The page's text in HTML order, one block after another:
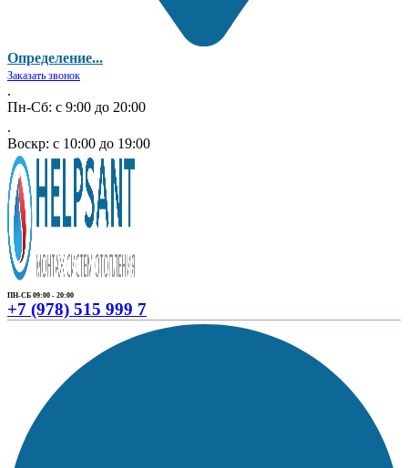
Определение...
Заказать звонок
.
Пн-Сб: с 9:00 до 20:00
.
Воскр: с 10:00 до 19:00
ПН-СБ 09:00 - 20:00
+7 (978) 515 999 7